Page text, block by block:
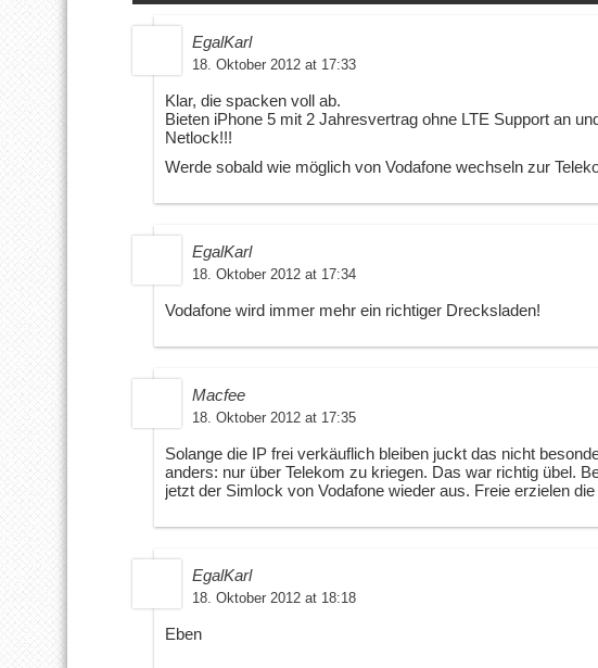
EgalKarl
18. Oktober 2012 at 17:33
Klar, die spacken voll ab.
Bieten iPhone 5 mit 2 Jahresvertrag ohne LTE Support an
Netlock!!!
Werde sobald wie möglich von Vodafone wechseln zur
EgalKarl
18. Oktober 2012 at 17:34
Vodafone wird immer mehr ein richtiger Drecksladen!
Macfee
18. Oktober 2012 at 17:35
Solange die IP frei verkäuflich bleiben juckt das nicht
anders: nur über Telekom zu kriegen. Das war richtig übel.
jetzt der Simlock von Vodafone wieder aus. Freie erzielen
EgalKarl
18. Oktober 2012 at 18:18
Eben